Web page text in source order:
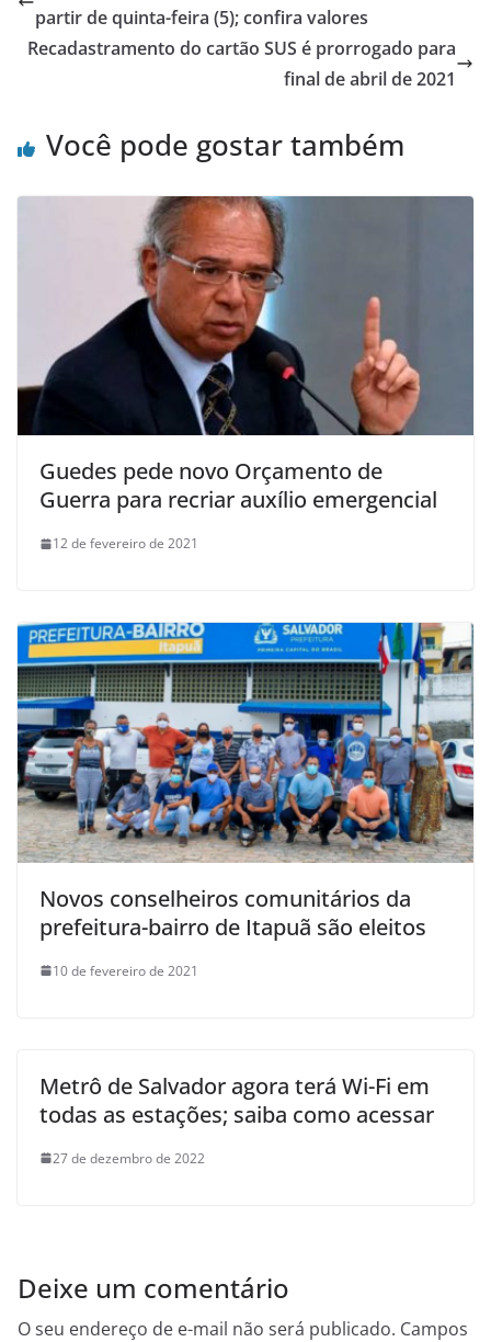
partir de quinta-feira (5); confira valores
Recadastramento do cartão SUS é prorrogado para
final de abril de 2021
Você pode gostar também
Guedes pede novo Orçamento de
Guerra para recriar auxílio emergencial
12 de fevereiro de 2021
Novos conselheiros comunitários da
prefeitura-bairro de Itapuã são eleitos
10 de fevereiro de 2021
Metrô de Salvador agora terá Wi-Fi em
todas as estações; saiba como acessar
27 de dezembro de 2022
Deixe um comentário
O seu endereço de e-mail não será publicado. Campos